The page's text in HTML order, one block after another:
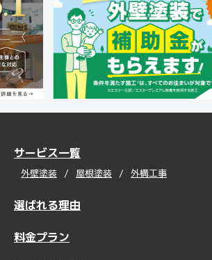
サービス一覧
外壁塗装 屋根塗装 外構工事
選ばれる理由
料金プラン